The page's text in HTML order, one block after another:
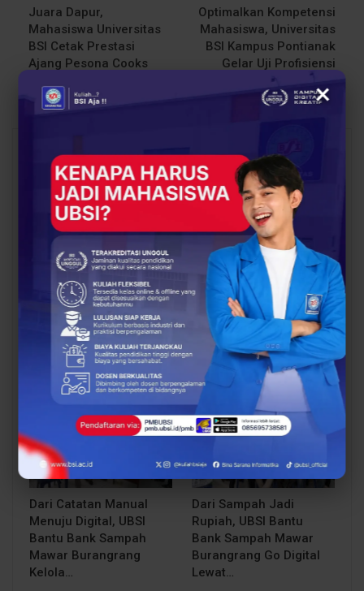
Juara Dapur,
Mahasiswa Universitas
BSI Cetak Prestasi
Ajang Pesona Cooks
Optimalkan Kompetensi
Mahasiswa, Universitas
BSI Kampus Pontianak
Gelar Uji Profisiensi
Python PCAP
You Might Also Like
BERITA
UBSI Buka Call for
Papers ICAISD 2026,
Dorong Riset Teknologi
dan Keamanan Siber…
Siap Kuliah Berkualitas?
UBSI Cengkareng Gelar
Open Booth Spesial
dengan Beasiswa…
BERITA
Dari Catatan Manual
Menuju Digital, UBSI
Bantu Bank Sampah
Mawar Burangrang
Kelola…
BERITA
Dari Sampah Jadi
Rupiah, UBSI Bantu
Bank Sampah Mawar
Burangrang Go Digital
Lewat…
×